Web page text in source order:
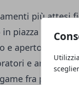
più attesi
piazza del
e aperto a
e aree
fra